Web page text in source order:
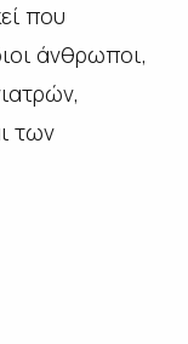
που
άνθρωποι,
των